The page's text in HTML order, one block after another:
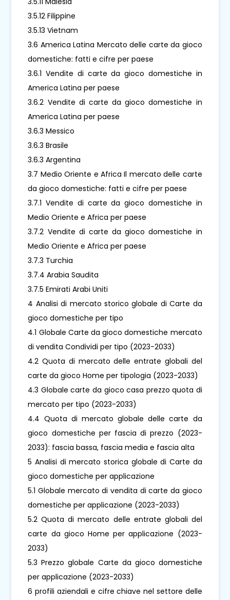
3.5.12 Filippine
3.5.13 Vietnam
3.6 America Latina Mercato delle carte da gioco
domestiche: fatti e cifre per paese
3.6.1 Vendite di carte da gioco domestiche in
America Latina per paese
3.6.2 Vendite di carte da gioco domestiche in
America Latina per paese
3.6.3 Messico
3.6.3 Brasile
3.6.3 Argentina
3.7 Medio Oriente e Africa Il mercato delle carte
da gioco domestiche: fatti e cifre per paese
3.7.1 Vendite di carte da gioco domestiche in
Medio Oriente e Africa per paese
3.7.2 Vendite di carte da gioco domestiche in
Medio Oriente e Africa per paese
3.7.3 Turchia
3.7.4 Arabia Saudita
3.7.5 Emirati Arabi Uniti
4 Analisi di mercato storico globale di Carte da
gioco domestiche per tipo
4.1 Globale Carte da gioco domestiche mercato
di vendita Condividi per tipo (2023-2033)
4.2 Quota di mercato delle entrate globali del
carte da gioco Home per tipologia (2023-2033)
4.3 Globale carte da gioco casa prezzo quota di
mercato per tipo (2023-2033)
4.4 Quota di mercato globale delle carte da
gioco domestiche per fascia di prezzo (2023-
2033): fascia bassa, fascia media e fascia alta
5 Analisi di mercato storica globale di Carte da
gioco domestiche per applicazione
5.1 Globale mercato di vendita di carte da gioco
domestiche per applicazione (2023-2033)
5.2 Quota di mercato delle entrate globali del
carte da gioco Home per applicazione (2023-
2033)
5.3 Prezzo globale Carte da gioco domestiche
per applicazione (2023-2033)
6 profili aziendali e cifre chiave nel settore delle